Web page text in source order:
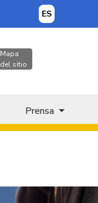
ES
Mapa
del sitio
Prensa